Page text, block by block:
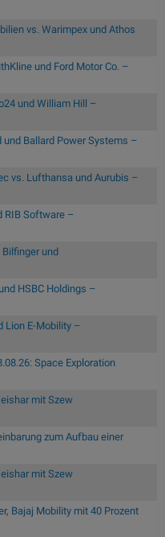
vs. Warimpex und Athos
und Ford Motor Co. –
und William Hill –
und Ballard Power Systems –
vs. Lufthansa und Aurubis –
RIB Software –
und
HSBC Holdings –
Lion E-Mobility –
Space Exploration
mit Szew
zum Aufbau einer
mit Szew
Bajaj Mobility mit 40 Prozent